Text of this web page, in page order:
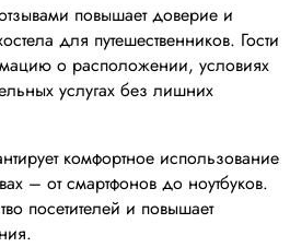
повышает доверие и
для путешественников. Гости
о расположении, условиях
услугах без лишних
комфортное использование
– от смартфонов до ноутбуков.
посетителей и повышает